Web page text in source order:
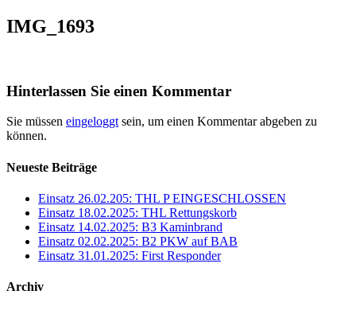
IMG_1693
Hinterlassen Sie einen Kommentar
Sie müssen eingeloggt sein, um einen Kommentar abgeben zu
können.
Neueste Beiträge
Einsatz 26.02.205: THL P EINGESCHLOSSEN
Einsatz 18.02.2025: THL Rettungskorb
Einsatz 14.02.2025: B3 Kaminbrand
Einsatz 02.02.2025: B2 PKW auf BAB
Einsatz 31.01.2025: First Responder
Archiv